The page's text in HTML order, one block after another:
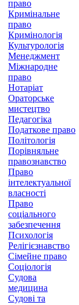
право
Кримінальне
право
Кримінологія
Культурологія
Менеджмент
Міжнародне
право
Нотаріат
Ораторське
мистецтво
Педагогіка
Податкове право
Політологія
Порівняльне
правознавство
Право
інтелектуальної
власності
Право
соціального
забезпечення
Психологія
Релігієзнавство
Сімейне право
Соціологія
Судова
медицина
Судові та